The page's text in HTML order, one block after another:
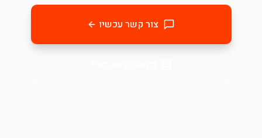
צור קשר עכשיו